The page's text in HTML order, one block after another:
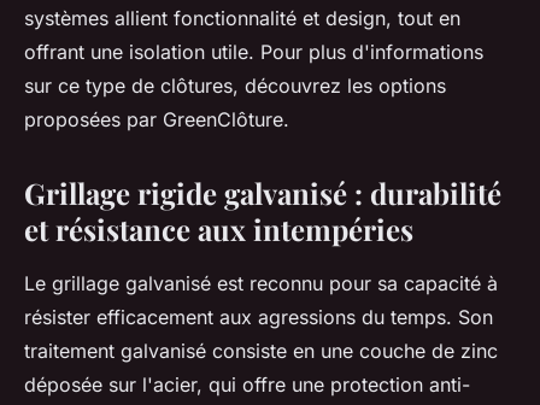
systèmes allient fonctionnalité et design, tout en
offrant une isolation utile. Pour plus d'informations
sur ce type de clôtures, découvrez les options
proposées par GreenClôture.
Grillage rigide galvanisé : durabilité
et résistance aux intempéries
Le grillage galvanisé est reconnu pour sa capacité à
résister efficacement aux agressions du temps. Son
traitement galvanisé consiste en une couche de zinc
déposée sur l'acier, qui offre une protection anti-